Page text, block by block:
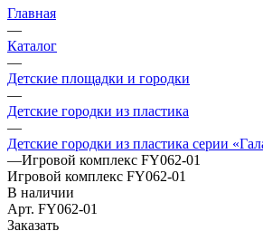
Главная
—
Каталог
—
Детские площадки и городки
—
Детские городки из пластика
—
Детские городки из пластика серии
—Игровой комплекс FY062-01
Игровой комплекс FY062-01
В наличии
Арт. FY062-01
Заказать